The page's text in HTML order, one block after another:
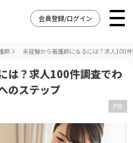
会員登録/ログイン
師 未経験から看護師になるには？求人100
は？求人100件調査でわ
のステップ
PR